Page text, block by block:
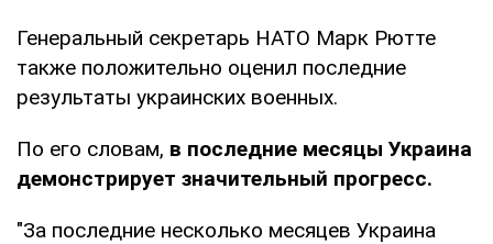
Генеральный секретарь НАТО Марк Рютте
также положительно оценил последние
результаты украинских военных.
По его словам, в последние месяцы Украина
демонстрирует значительный прогресс.
"За последние несколько месяцев Украина